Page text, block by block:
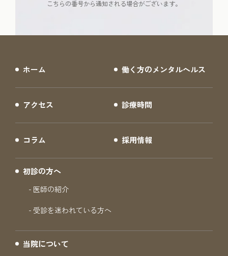
こちらの番号から通知される場合がございます。
ホーム 働く方のメンタルヘルス
アクセス 診療時間
コラム 採用情報
初診の方へ
医師の紹介
受診を迷われている方へ
当院について